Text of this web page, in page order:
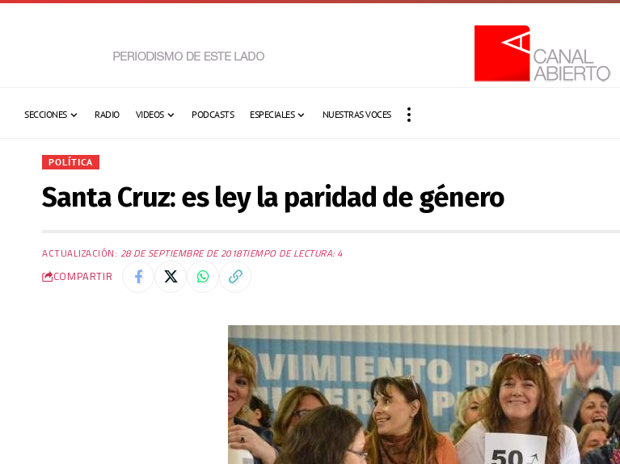
SECCIONES RADIO VIDEOS PODCASTS ESPECIALES NUESTRAS VOCES
POLÍTICA
Santa Cruz: es ley la paridad de género
ACTUALIZACIÓN: 28 DE SEPTIEMBRE DE 2018TIEMPO DE LECTURA: 4
COMPARTIR